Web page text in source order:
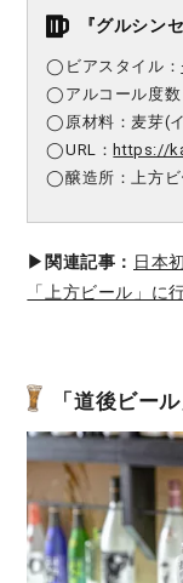
『グルシン
◯ビアスタイル：
◯アルコール度数
◯原材料：麦芽(
◯URL：https://
◯醸造所：上方ビ
▶︎関連記事： 日本
「上方ビール」に
「道後ビー